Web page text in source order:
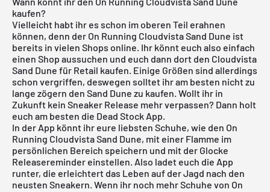
kaufen?
Vielleicht habt ihr es schon im oberen Teil erahnen
können, denn der On Running Cloudvista Sand Dune ist
bereits in vielen Shops online. Ihr könnt euch also einfach
einen Shop aussuchen und euch dann dort den Cloudvista
Sand Dune für Retail kaufen. Einige Größen sind allerdings
schon vergriffen, deswegen solltet ihr am besten nicht zu
lange zögern den Sand Dune zu kaufen. Wollt ihr in
Zukunft kein Sneaker Release mehr verpassen? Dann holt
euch am besten die Dead Stock App.
In der App könnt ihr eure liebsten Schuhe, wie den On
Running Cloudvista Sand Dune, mit einer Flamme im
persönlichen Bereich speichern und mit der Glocke
Releasereminder einstellen. Also ladet euch die App
runter, die erleichtert das Leben auf der Jagd nach den
neusten Sneakern. Wenn ihr noch mehr Schuhe von On